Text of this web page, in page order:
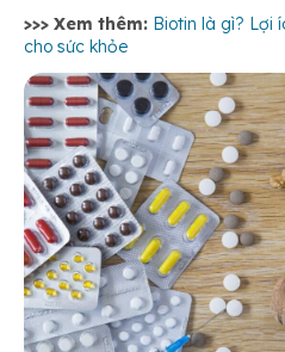
>>> Xem thêm: Biotin là gì? Lợi
cho sức khỏe